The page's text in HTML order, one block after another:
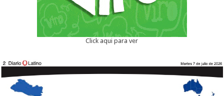
Click aqui para ver